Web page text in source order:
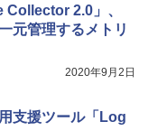
2.0」、
元管理するメトリ
2020年9月2日
支援ツール「Log